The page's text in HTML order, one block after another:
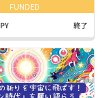
FUNDED
終了